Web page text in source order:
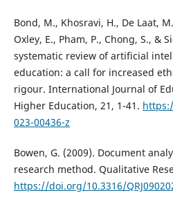
Bond, M., Khosravi, H., De Laat,
Oxley, E., Pham, P., Chong, S., &
systematic review of artificial
education: a call for increased
rigour. International Journal of
Higher Education, 21, 1-41.
023-00436-z
Bowen, G. (2009). Document
research method. Qualitative
https://doi.org/10.3316/